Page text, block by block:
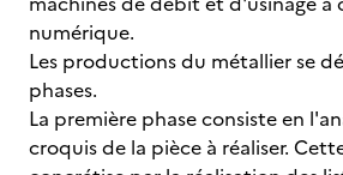
numérique.
Les productions du métallier se
phases.
La première phase consiste en
croquis de la pièce à réaliser.